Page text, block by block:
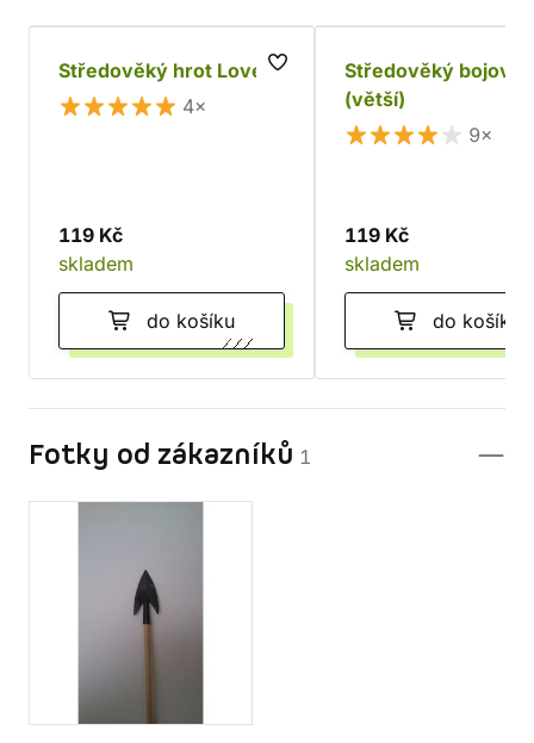
Středověký hrot Lovec
4×
119 Kč
skladem
do košíku
Středověký bojový
(větší)
9×
119 Kč
skladem
do košíku
Fotky od zákazníků 1